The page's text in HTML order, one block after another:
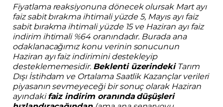
Fiyatlama reaksiyonuna dönecek olursak Mart ayı
faiz sabit bırakma ihtimali yüzde 5, Mayıs ayı faiz
sabit bırakma ihtimali yüzde 15 ve Haziran ayı faiz
indirim ihtimali %64 oranındadır. Burada ana
odaklanacağımız konu verinin sonucunun
Haziran ayı faiz indirimini destekleyip
desteklememesidir. Beklenti üzerindekiTarım
Dışı İstihdam ve Ortalama Saatlik Kazançlar verileri
piyasanın sevmeyeceği bir sonuç olarak Haziran
ayındakifaiz indirim oranında düşüşleri